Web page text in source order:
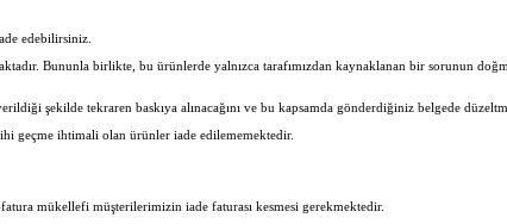
edebilirsiniz.
Bununla birlikte, bu ürünlerde yalnızca tarafımızdan kaynaklanan bir sorunun
şekilde tekraren baskıya alınacağını ve bu kapsamda gönderdiğiniz belgede
geçme ihtimali olan ürünler iade edilememektedir.
mükellefi müşterilerimizin iade faturası kesmesi gerekmektedir.